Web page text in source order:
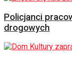
Policjanci
drogowych